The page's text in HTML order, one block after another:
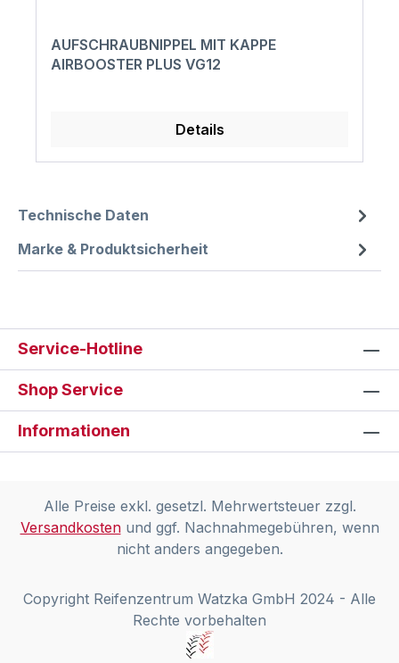
AUFSCHRAUBNIPPEL MIT KAPPE
AIRBOOSTER PLUS VG12
Details
Technische Daten
Marke & Produktsicherheit
Service-Hotline
Shop Service
Informationen
Alle Preise exkl. gesetzl. Mehrwertsteuer zzgl.
Versandkostenund ggf. Nachnahmegebühren, wenn
nicht anders angegeben.
Copyright Reifenzentrum Watzka GmbH 2024 - Alle
Rechte vorbehalten